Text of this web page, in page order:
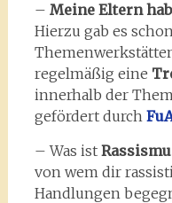
– Meine Eltern
Hierzu gab es
regelmäßig eine
innerhalb der
gefördert durch
– Was ist
von wem dir
Handlungen